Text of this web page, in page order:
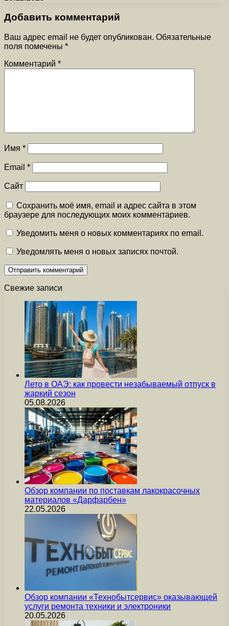
Добавить комментарий
Ваш адрес email не будет опубликован. Обязательные
поля помечены *
Комментарий *
Имя *
Email *
Сайт
Сохранить моё имя, email и адрес сайта в этом
браузере для последующих моих комментариев.
Уведомить меня о новых комментариях по email.
Уведомлять меня о новых записях почтой.
Свежие записи
Лето в ОАЭ: как провести незабываемый отпуск в
жаркий сезон
05.08.2026
Обзор компании по поставкам лакокрасочных
материалов «Дарфарбен»
22.05.2026
Обзор компании «Технобытсервис» оказывающей
услуги ремонта техники и электроники
20.05.2026